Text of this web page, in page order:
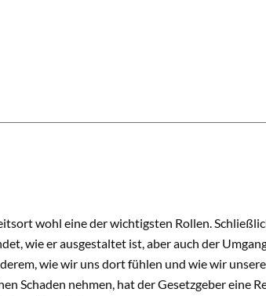
wohl eine der wichtigsten Rollen.
wie er ausgestaltet ist, aber auch der
wie wir uns dort fühlen und wie wir
Schaden nehmen, hat der Gesetzgeber eine